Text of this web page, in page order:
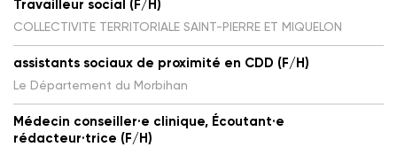
Travailleur social (F/H)
COLLECTIVITE TERRITORIALE SAINT-PIERRE ET MIQUELON
assistants sociaux de proximité en CDD (F/H)
Le Département du Morbihan
Médecin conseiller·e clinique, Écoutant·e
rédacteur·trice (F/H)